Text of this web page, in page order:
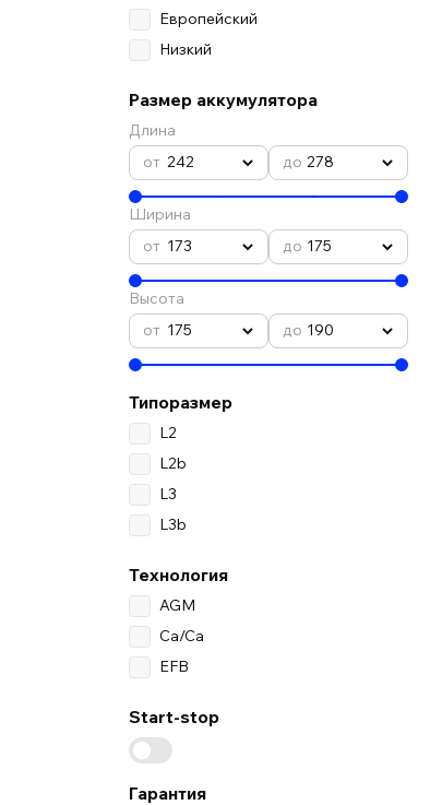
Европейский
Низкий
Размер аккумулятора
Длина
242
278
Ширина
173
175
Высота
175
190
Типоразмер
L2
L2b
L3
L3b
Технология
AGM
Ca/Ca
EFB
Start-stop
Гарантия